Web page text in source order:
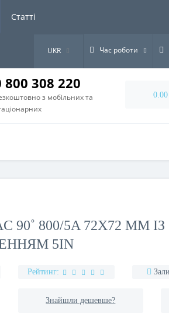
Статті
UKR Час роботи
800 308 220
з мобільних та
0.00
90˚ 800/5A 72X72 ММ ІЗ
5IN
Рейтинг:
Знайшли дешевше?